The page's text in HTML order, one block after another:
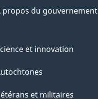
propos du gouvernement
et innovation
et militaires